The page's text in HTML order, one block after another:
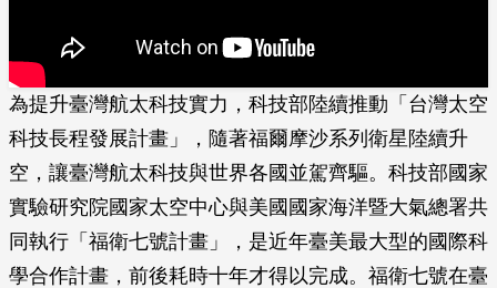
為提升臺灣航太科技實力，科技部陸續推動「台灣太空
科技長程發展計畫」，隨著福爾摩沙系列衛星陸續升
空，讓臺灣航太科技與世界各國並駕齊驅。科技部國家
實驗研究院國家太空中心與美國國家海洋暨大氣總署共
同執行「福衛七號計畫」，是近年臺美最大型的國際科
學合作計畫，前後耗時十年才得以完成。福衛七號在臺